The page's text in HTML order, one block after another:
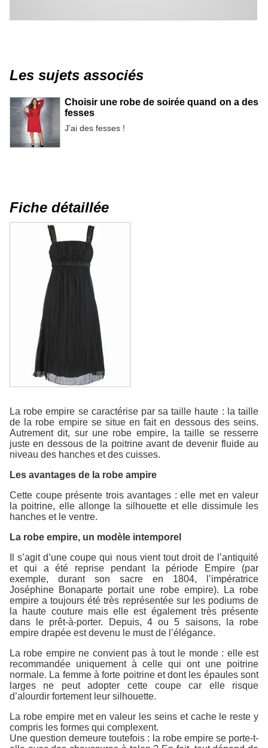
Les sujets associés
Choisir une robe de soirée quand on a des
fesses
J’ai des fesses !
Fiche détaillée
La robe empire se caractérise par sa taille haute : la taille
de la robe empire se situe en fait en dessous des seins.
Autrement dit, sur une robe empire, la taille se resserre
juste en dessous de la poitrine avant de devenir fluide au
niveau des hanches et des cuisses.
Les avantages de la robe ampire
Cette coupe présente trois avantages : elle met en valeur
la poitrine, elle allonge la silhouette et elle dissimule les
hanches et le ventre.
La robe empire, un modèle intemporel
Il s’agit d’une coupe qui nous vient tout droit de l’antiquité
et qui a été reprise pendant la période Empire (par
exemple, durant son sacre en 1804, l’impératrice
Joséphine Bonaparte portait une robe empire). La robe
empire a toujours été très représentée sur les podiums de
la haute couture mais elle est également très présente
dans le prêt-à-porter. Depuis, 4 ou 5 saisons, la robe
empire drapée est devenu le must de l’élégance.
La robe empire ne convient pas à tout le monde : elle est
recommandée uniquement à celle qui ont une poitrine
normale. La femme à forte poitrine et dont les épaules sont
larges ne peut adopter cette coupe car elle risque
d’alourdir fortement leur silhouette.
La robe empire met en valeur les seins et cache le reste y
compris les formes qui complexent.
Une question demeure toutefois : la robe empire se porte-t-